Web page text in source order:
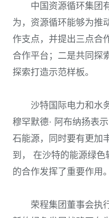
中国资源循环集团
为，资源循环能够为推
作支点，并提出三点合
合作平台；二是共同探
探索打造示范样板。
沙特国际电力和水
穆罕默德· 阿布纳扬表
石能源，同时要有更加
到， 在沙特的能源绿
的合作发挥了重要作用。
荣程集团董事会执